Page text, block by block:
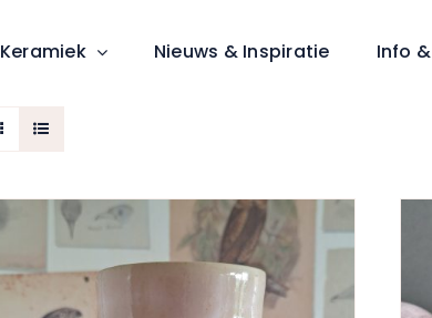
Keramiek Nieuws & Inspiratie Info